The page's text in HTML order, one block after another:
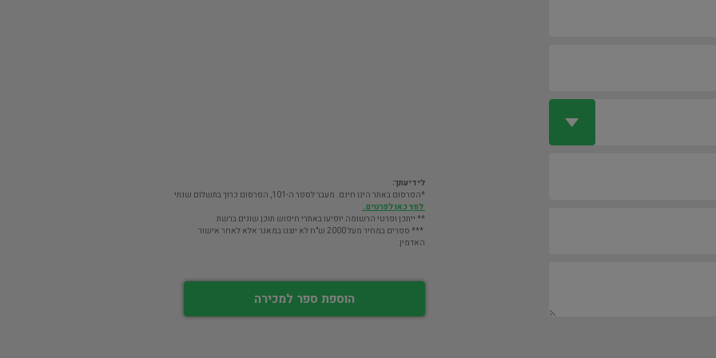
לידיעתך:
*הפרסום באתר הינו חינם. מעבר לספר ה-101, הפרסום כרוך בתשלום שנתי
לחץ כאן לפרטים.
** ייתכן ופרטי הרשומה יופיעו באתרי חיפוש תוכן שונים ברשת
*** ספרים במחיר מעל 2000 ש"ח לא יוצגו במאגר אלא לאחר אישור
האדמין.
הוספת ספר למכירה